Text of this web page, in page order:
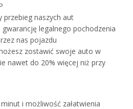
przebieg naszych aut
legalnego pochodzenia
nas pojazdu
zostawić swoje auto w
nawet do 20% więcej niż przy
i możliwość załatwienia